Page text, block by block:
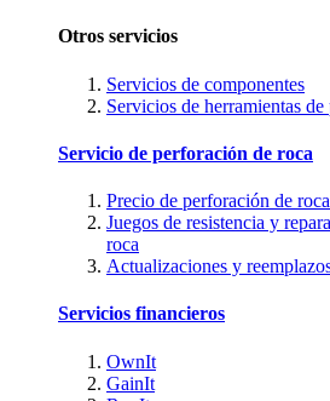
Otros servicios
Servicios de componentes
Servicios de herramientas
Servicio de perforación de roca
Precio de perforación de
Juegos de resistencia y
roca
Actualizaciones y
Servicios financieros
OwnIt
GainIt